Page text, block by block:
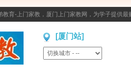
教育-上门家教，厦门上门家教网，为学子提供
[厦门站]